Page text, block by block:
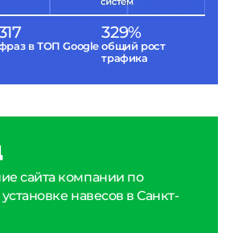
в ТОП Google
329%
общий рост
трафика
сайта компании по
навесов в Санкт-